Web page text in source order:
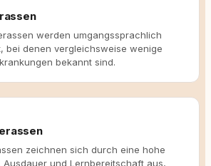
werden umgangssprachlich
bei denen vergleichsweise wenige
bekannt sind.
zeichnen sich durch eine hohe
und Lernbereitschaft aus,